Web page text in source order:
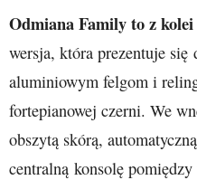
Odmiana Family to z kolei
wersja, która prezentuje
aluminiowym felgom i
fortepianowej czerni. We
obszytą skórą,
centralną konsolę